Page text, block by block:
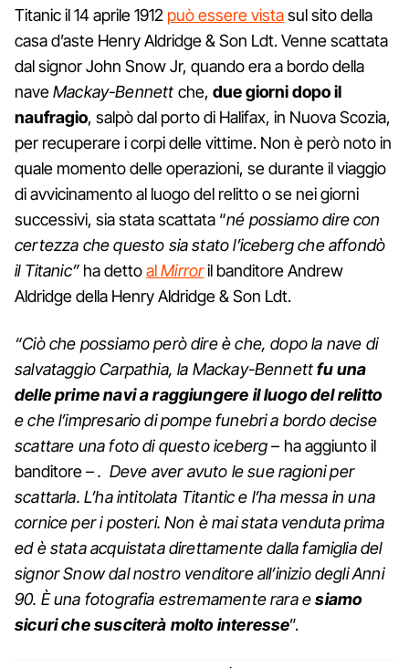
Titanic il 14 aprile 1912 può essere vistasul sito della
casa d’aste Henry Aldridge & Son Ldt. Venne scattata
dal signor John Snow Jr, quando era a bordo della
naveMackay-Bennett che, due giorni dopo il
naufragio, salpò dal porto di Halifax, in Nuova Scozia,
per recuperare i corpi delle vittime. Non è però noto in
quale momento delle operazioni, se durante il viaggio
di avvicinamento al luogo del relitto o se nei giorni
successivi, sia stata scattata “né possiamo dire con
certezza che questo sia stato l’iceberg che affondò
il Titanic” ha dettoalMirroril banditore Andrew
Aldridge della Henry Aldridge & Son Ldt.
“Ciò che possiamo però dire è che, dopo la nave di
salvataggio Carpathia, la Mackay-Bennettfu una
delle prime navi a raggiungere il luogo del relitto
e che l’impresario di pompe funebri a bordo decise
scattare una foto di questo iceberg – ha aggiunto il
banditore– . Deve aver avuto le sue ragioni per
scattarla. L’ha intitolata Titantic e l’ha messa in una
cornice per i posteri. Non è mai stata venduta prima
ed è stata acquistata direttamente dalla famiglia del
signor Snow dal nostro venditore all’inizio degli Anni
90. È una fotografia estremamente rara esiamo
sicuri che susciterà molto interesse”.